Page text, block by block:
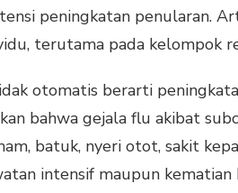
peningkatan penularan.
terutama pada kelompok
otomatis berarti
bahwa gejala flu akibat
batuk, nyeri otot, sakit
intensif maupun kematian